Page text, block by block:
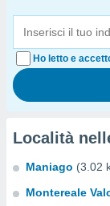
Ho letto e
Località
Maniago (3.02
Montereale